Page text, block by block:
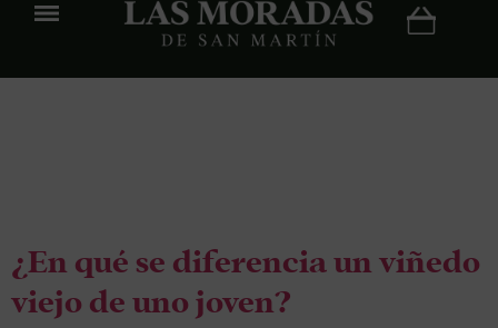
¿En qué se diferencia un viñedo
viejo de uno joven?